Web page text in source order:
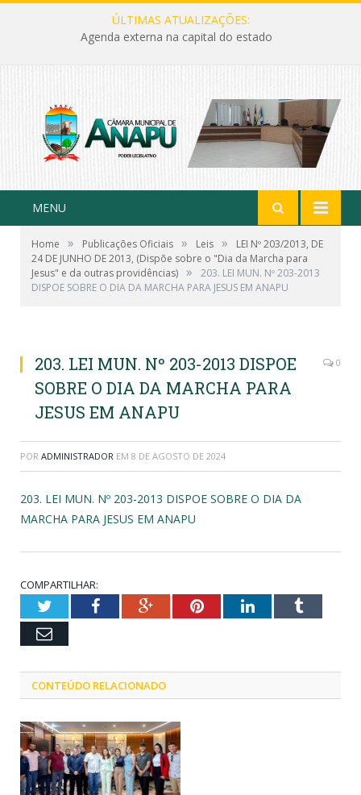
ÚLTIMAS ATUALIZAÇÕES:
Agenda externa na capital do estado
MENU
Home » Publicações Oficiais » Leis »
LEI Nº 203/2013, DE
24 DE JUNHO DE 2013, (Dispõe sobre o "Dia da Marcha para
Jesus" e da outras providências) »
203. LEI MUN. Nº 203-2013
DISPOE SOBRE O DIA DA MARCHA PARA JESUS EM ANAPU
203. LEI MUN. Nº 203-2013 DISPOE
SOBRE O DIA DA MARCHA PARA
JESUS EM ANAPU
0
POR ADMINISTRADOR EM 8 DE AGOSTO DE 2024
203. LEI MUN. Nº 203-2013 DISPOE SOBRE O DIA DA
MARCHA PARA JESUS EM ANAPU
COMPARTILHAR:
TwitterFacebookGoogle+PinterestLinkedInTumblr
Email
CONTEÚDO RELACIONADO